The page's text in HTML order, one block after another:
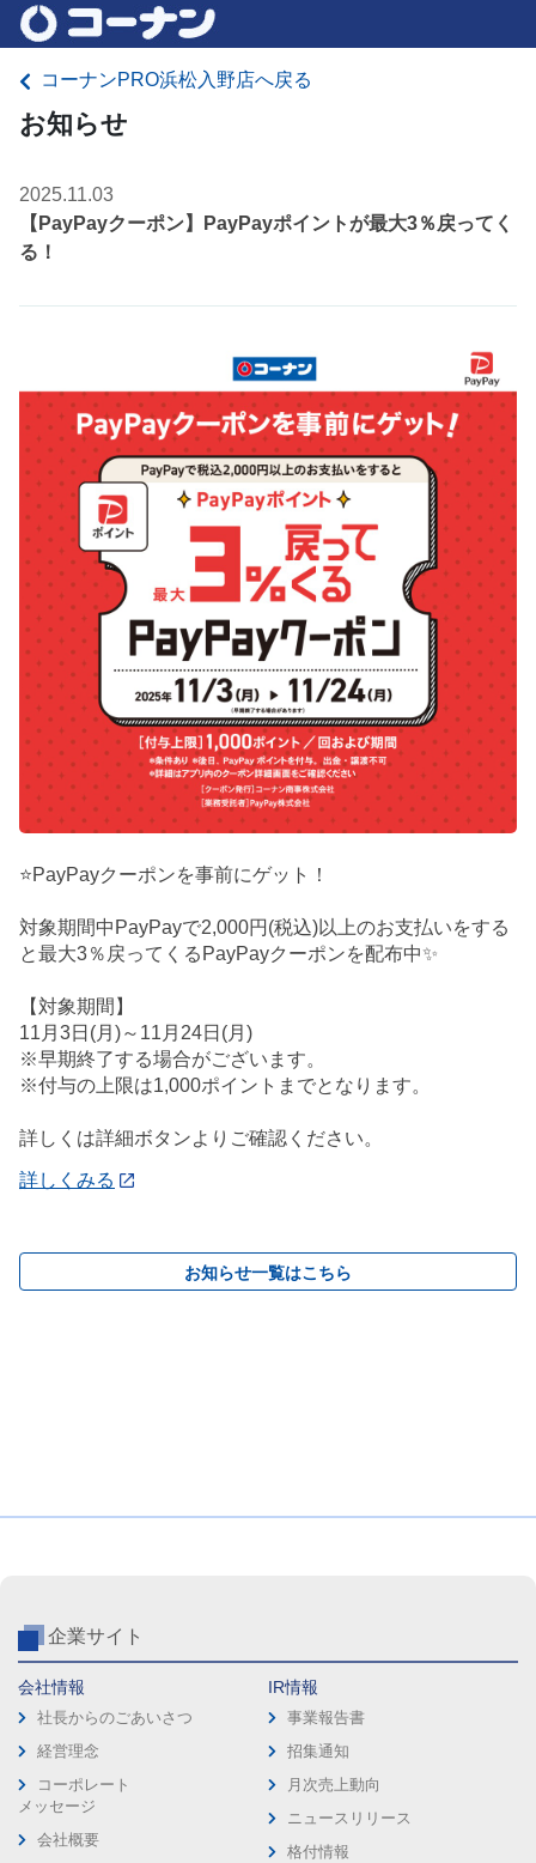
コーナンPRO浜松入野店へ戻る
お知らせ
2025.11.03
【PayPayクーポン】PayPayポイントが最大3％戻ってく
る！
⭐PayPayクーポンを事前にゲット！
対象期間中PayPayで2,000円(税込)以上のお支払いをする
と最大3％戻ってくるPayPayクーポンを配布中✨
【対象期間】
11月3日(月)～11月24日(月)
※早期終了する場合がございます。
※付与の上限は1,000ポイントまでとなります。
詳しくは詳細ボタンよりご確認ください。
詳しくみる
お知らせ一覧はこちら
企業サイト
会社情報
社長からのごあいさつ
経営理念
コーポレート
メッセージ
会社概要
IR情報
事業報告書
招集通知
月次売上動向
ニュースリリース
格付情報